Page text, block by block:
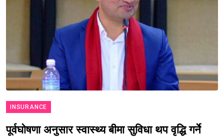
INSURANCE
पूर्वघोषणा अनुसार स्वास्थ्य बीमा सुविधा थप वृद्धि गर्ने